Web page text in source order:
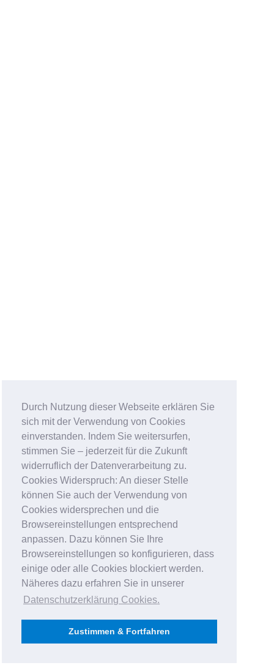
Durch Nutzung dieser Webseite erklären Sie
sich mit der Verwendung von Cookies
einverstanden. Indem Sie weitersurfen,
stimmen Sie – jederzeit für die Zukunft
widerruflich der Datenverarbeitung zu.
Cookies Widerspruch: An dieser Stelle
können Sie auch der Verwendung von
Cookies widersprechen und die
Browsereinstellungen entsprechend
anpassen. Dazu können Sie Ihre
Browsereinstellungen so konfigurieren, dass
einige oder alle Cookies blockiert werden.
Näheres dazu erfahren Sie in unserer
Datenschutzerklärung Cookies.
Zustimmen & Fortfahren